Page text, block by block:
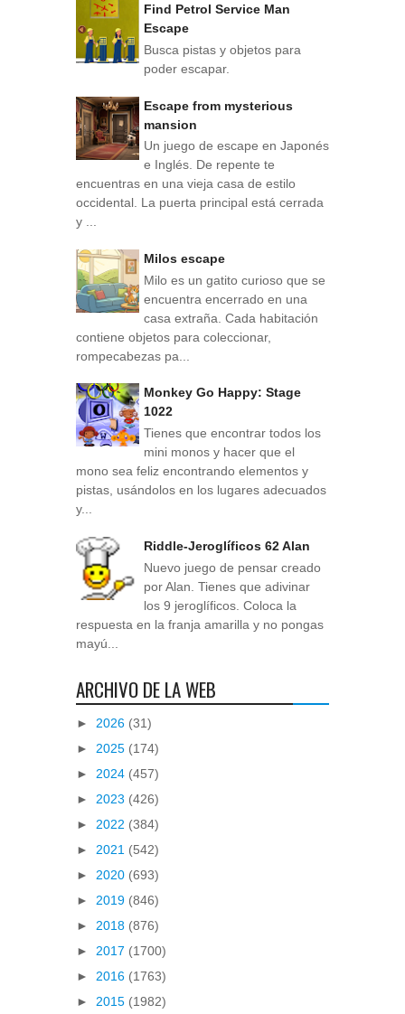
Find Petrol Service Man
Escape
Busca pistas y objetos para
poder escapar.
Escape from mysterious
mansion
Un juego de escape en Japonés
e Inglés. De repente te
encuentras en una vieja casa de estilo
occidental. La puerta principal está cerrada
y ...
Milos escape
Milo es un gatito curioso que se
encuentra encerrado en una
casa extraña. Cada habitación
contiene objetos para coleccionar,
rompecabezas pa...
Monkey Go Happy: Stage
1022
Tienes que encontrar todos los
mini monos y hacer que el
mono sea feliz encontrando elementos y
pistas, usándolos en los lugares adecuados
y...
Riddle-Jeroglíficos 62 Alan
Nuevo juego de pensar creado
por Alan. Tienes que adivinar
los 9 jeroglíficos. Coloca la
respuesta en la franja amarilla y no pongas
mayú...
ARCHIVO DE LA WEB
► 2026 (31)
► 2025 (174)
► 2024 (457)
► 2023 (426)
► 2022 (384)
► 2021 (542)
► 2020 (693)
► 2019 (846)
► 2018 (876)
► 2017 (1700)
► 2016 (1763)
► 2015 (1982)